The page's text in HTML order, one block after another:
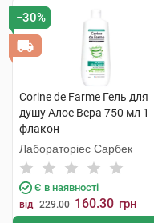
−30%
Corine de Farme Гель для
душу Алое Вера 750 мл 1
флакон
Лабораторіес Сарбек
Є в наявності
від 229.00 160.30 грн